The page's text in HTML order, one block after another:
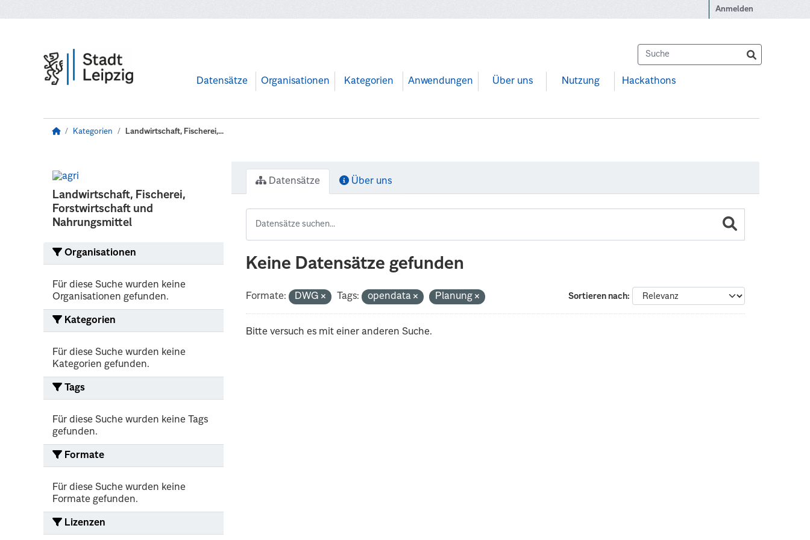
Anmelden
Datensätze Organisationen Kategorien Anwendungen Über uns Nutzung Hackathons
Kategorien Landwirtschaft, Fischerei,...
Landwirtschaft, Fischerei,
Forstwirtschaft und
Nahrungsmittel
Organisationen
Für diese Suche wurden keine
Organisationen gefunden.
Kategorien
Für diese Suche wurden keine
Kategorien gefunden.
Tags
Für diese Suche wurden keine Tags
gefunden.
Formate
Für diese Suche wurden keine
Formate gefunden.
Lizenzen
Datensätze Über uns
Keine Datensätze gefunden
Sortieren nach
Formate: DWG Tags: opendata Planung
Bitte versuch es mit einer anderen Suche.